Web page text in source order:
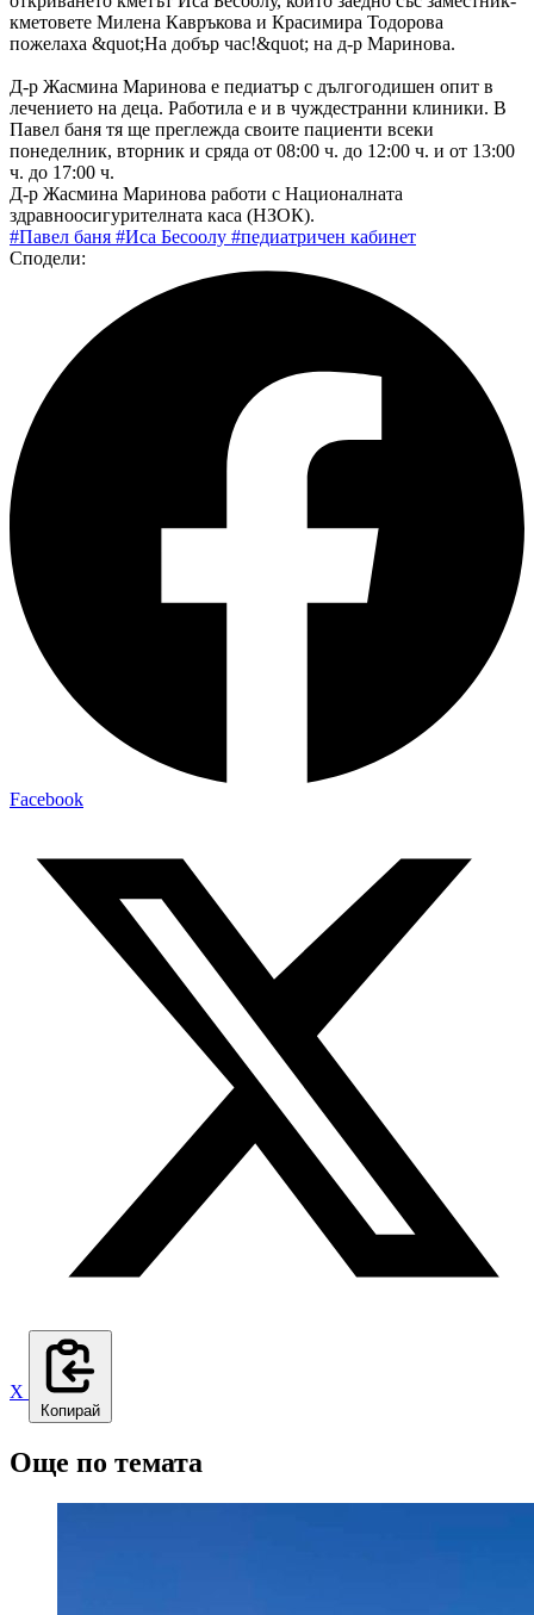
кметовете Милена Кавръкова и Красимира Тодорова
пожелаха &quot;На добър час!&quot; на д-р Маринова.
Д-р Жасмина Маринова е педиатър с дългогодишен опит в
лечението на деца. Работила е и в чуждестранни клиники. В
Павел баня тя ще преглежда своите пациенти всеки
понеделник, вторник и сряда от 08:00 ч. до 12:00 ч. и от 13:00
ч. до 17:00 ч.
Д-р Жасмина Маринова работи с Националната
здравноосигурителната каса (НЗОК).
#Павел баня #Иса Бесоолу #педиатричен кабинет
Сподели:
Facebook
X
Копирай
Още по темата